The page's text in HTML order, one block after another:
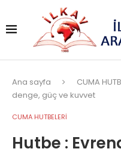
Ana sayfa CUMA
denge, güç ve kuvvet
CUMA HUTBELERİ
Hutbe :